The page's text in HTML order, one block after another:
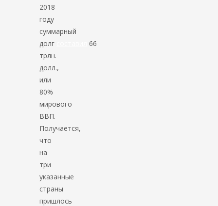
2018
году
суммарный
долг
66
трлн.
долл.,
или
80%
мирового
ВВП.
Получается,
что
на
три
указанные
страны
пришлось